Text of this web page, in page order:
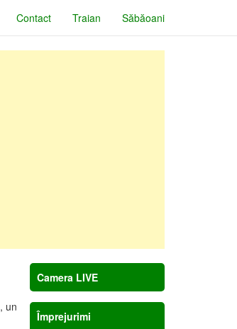
Contact Traian Săbăoani
, un
Camera LIVE
Împrejurimi